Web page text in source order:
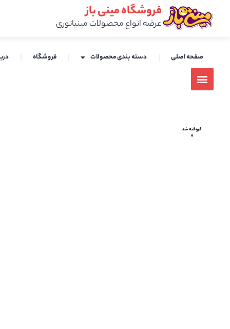
فروشگاه مینی باز
عرضه انواع محصولات مینیاتوری
صفحه اصلی دسته بندی محصولات فروشگاه
فروخته شد
ه